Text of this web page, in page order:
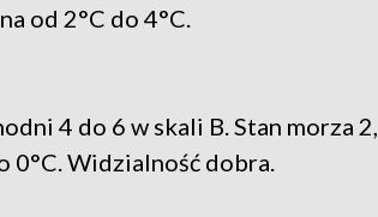
od 2°C do 4°C.
4 do 6 w skali B. Stan morza 2,
0°C. Widzialność dobra.